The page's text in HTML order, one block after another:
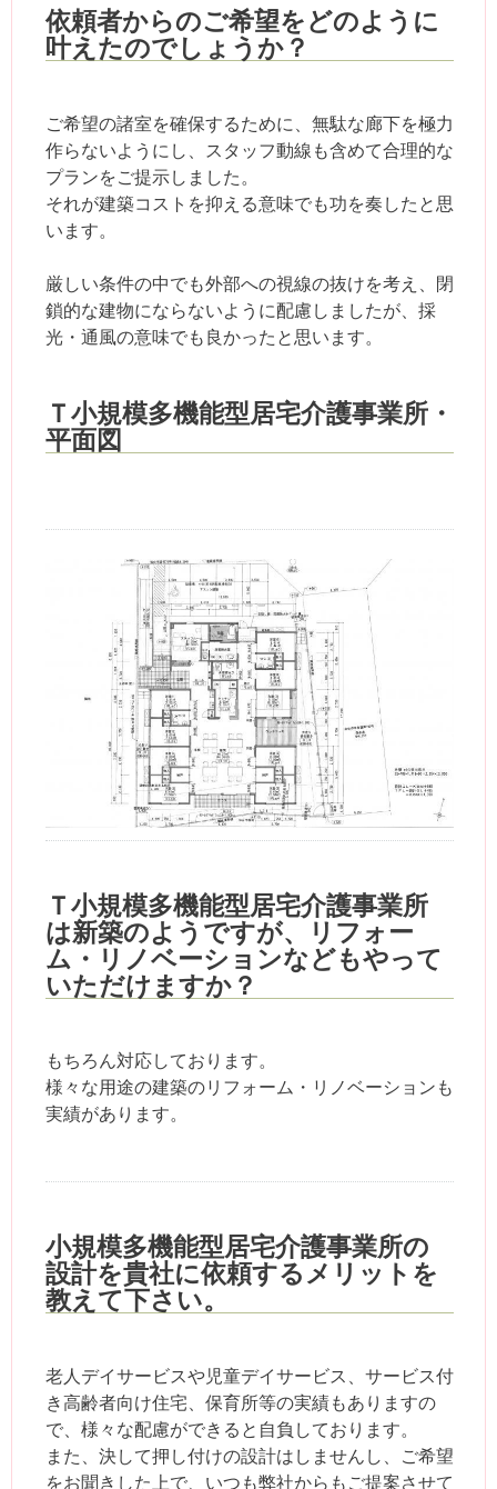
依頼者からのご希望をどのように
叶えたのでしょうか？
ご希望の諸室を確保するために、無駄な廊下を極力
作らないようにし、スタッフ動線も含めて合理的な
プランをご提示しました。
それが建築コストを抑える意味でも功を奏したと思
います。
厳しい条件の中でも外部への視線の抜けを考え、閉
鎖的な建物にならないように配慮しましたが、採
光・通風の意味でも良かったと思います。
Ｔ小規模多機能型居宅介護事業所・
平面図
Ｔ小規模多機能型居宅介護事業所
は新築のようですが、リフォー
ム・リノベーションなどもやって
いただけますか？
もちろん対応しております。
様々な用途の建築のリフォーム・リノベーションも
実績があります。
小規模多機能型居宅介護事業所の
設計を貴社に依頼するメリットを
教えて下さい。
老人デイサービスや児童デイサービス、サービス付
き高齢者向け住宅、保育所等の実績もありますの
で、様々な配慮ができると自負しております。
また、決して押し付けの設計はしませんし、ご希望
をお聞きした上で、いつも弊社からもご提案させて